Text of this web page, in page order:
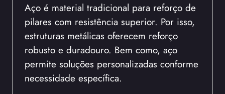
Aço é material tradicional para reforço de
pilares com resistência superior. Por isso,
estruturas metálicas oferecem reforço
robusto e duradouro. Bem como, aço
permite soluções personalizadas conforme
necessidade específica.